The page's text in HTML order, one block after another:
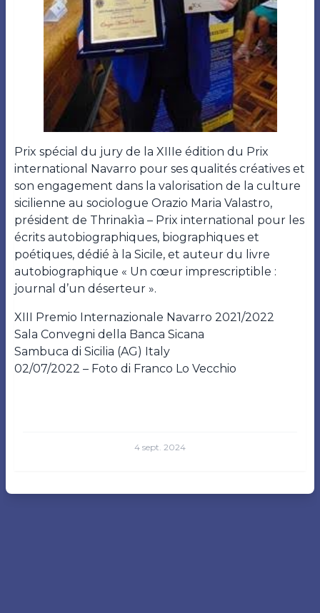
Prix spécial du jury de la XIIIe édition du Prix
international Navarro pour ses qualités créatives et
son engagement dans la valorisation de la culture
sicilienne au sociologue Orazio Maria Valastro,
président de Thrinakìa – Prix international pour les
écrits autobiographiques, biographiques et
poétiques, dédié à la Sicile, et auteur du livre
autobiographique « Un cœur imprescriptible :
journal d’un déserteur ».
XIII Premio Internazionale Navarro 2021/2022
Sala Convegni della Banca Sicana
Sambuca di Sicilia (AG) Italy
02/07/2022 – Foto di Franco Lo Vecchio
4 sept. 2024